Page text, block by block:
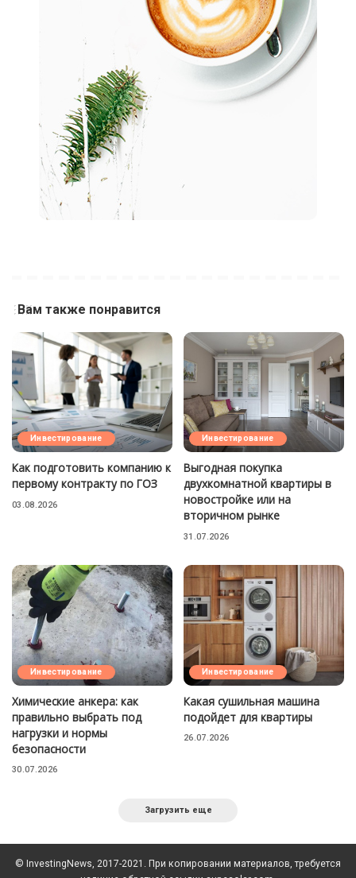
Вам также понравится
Инвестирование
Как подготовить компанию к
первому контракту по ГОЗ
03.08.2026
Инвестирование
Выгодная покупка
двухкомнатной квартиры в
новостройке или на
вторичном рынке
31.07.2026
Инвестирование
Химические анкера: как
правильно выбрать под
нагрузки и нормы
безопасности
30.07.2026
Инвестирование
Какая сушильная машина
подойдет для квартиры
26.07.2026
Загрузить еще
© InvestingNews, 2017-2021. При копировании материалов, требуется